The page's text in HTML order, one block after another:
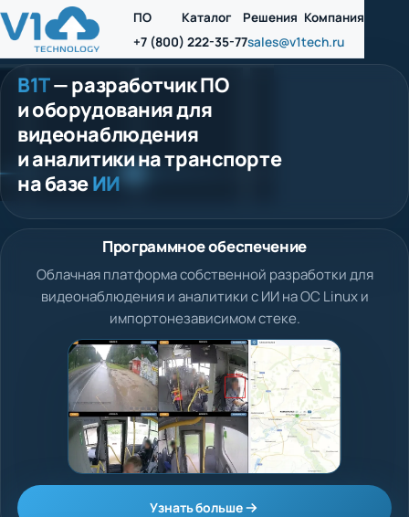
ПО Каталог Решения Компания
+7 (800) 222-35-77sales@v1tech.ru
В1Т— разработчик ПО
и оборудования для
видеонаблюдения
и аналитики на транспорте
на базеИИ
Программное обеспечение
Облачная платформа собственной разработки для
видеонаблюдения и аналитики с ИИ на ОС Linux и
импортонезависимом стеке.
Узнать больше